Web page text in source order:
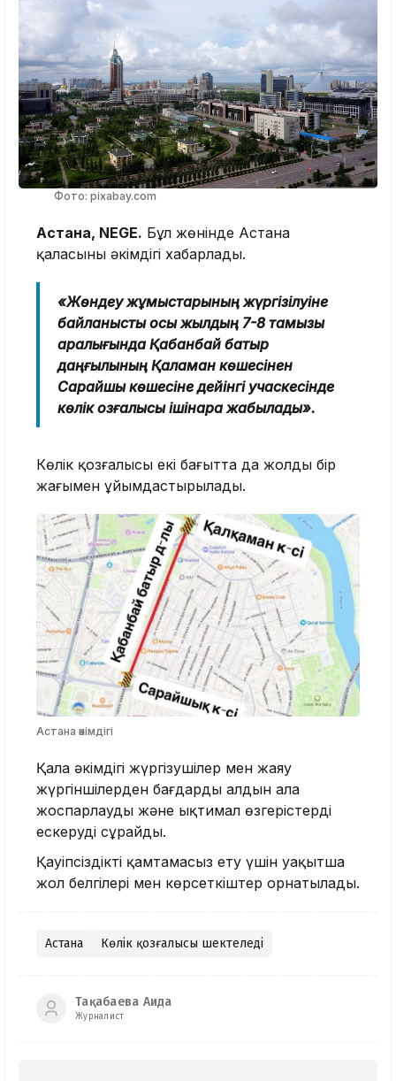
Фото: pixabay.com
Астана, NEGE. Бұл жөнінде Астана
қаласының әкімдігі хабарлады.
«Жөндеу жұмыстарының жүргізілуіне
байланысты осы жылдың 7-8 тамызы
аралығында Қабанбай батыр
даңғылының Қалқаман көшесінен
Сарайшық көшесіне дейінгі учаскесінде
көлік қозғалысы ішінара жабылады».
Көлік қозғалысы екі бағытта да жолдың бір
жағымен ұйымдастырылады.
Астана әкімдігі
Қала әкімдігі жүргізушілер мен жаяу
жүргіншілерден бағдарды алдын ала
жоспарлауды және ықтимал өзгерістерді
ескеруді сұрайды.
Қауіпсіздікті қамтамасыз ету үшін уақытша
жол белгілері мен көрсеткіштер орнатылады.
Астана Көлік қозғалысы шектеледі
Тақабаева Аида
Журналист